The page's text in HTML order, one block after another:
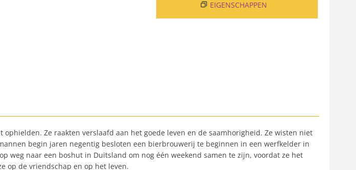
EIGENSCHAPPEN
Ze raakten verslaafd aan het goede leven en de saamhorigheid. Ze wisten niet
begin jaren negentig besloten een bierbrouwerij te beginnen in een werfkelder in
weg naar een boshut in Duitsland om nog één weekend samen te zijn, voordat ze het
op de vriendschap en op het leven.